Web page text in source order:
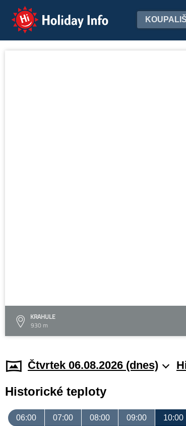
Holiday Info
KRAHULE
930 m
Čtvrtek 06.08.2026 (dnes)
Historické teploty
06:00 07:00 08:00 09:00 10:00